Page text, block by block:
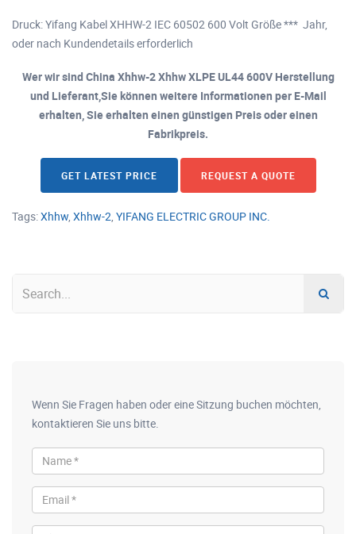
Druck: Yifang Kabel XHHW-2 IEC 60502 600 Volt Größe *** Jahr,
oder nach Kundendetails erforderlich
Wer wir sind China Xhhw-2 Xhhw XLPE UL44 600V Herstellung
und Lieferant,Sie können weitere Informationen per E-Mail
erhalten, Sie erhalten einen günstigen Preis oder einen
Fabrikpreis.
GET LATEST PRICE REQUEST A QUOTE
Tags:Xhhw Xhhw-2 YIFANG ELECTRIC GROUP INC.
Wenn Sie Fragen haben oder eine Sitzung buchen möchten,
kontaktieren Sie uns bitte.